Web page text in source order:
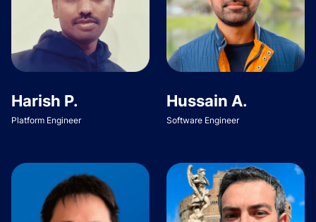
Harish P.
Platform Engineer
Hussain A.
Software Engineer